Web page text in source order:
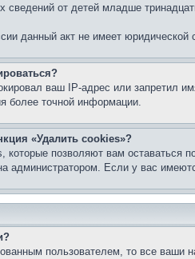
сведений от детей младше
данный акт не имеет юридической
ваш IP-адрес или запретил
более точной информации.
«Удалить cookies»?
позволяют вам оставаться
администратором. Если у вас
пользователем, то все ваши